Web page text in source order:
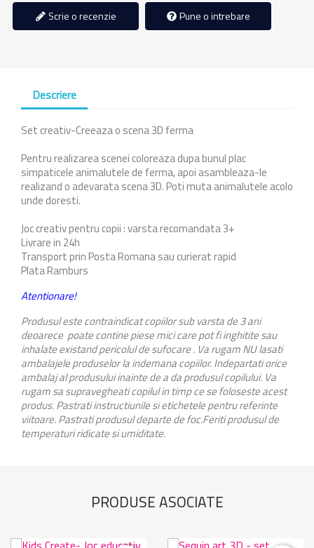
Scrie o recenzie Pune o intrebare
Descriere
Set creativ-Creeaza o scena 3D ferma
Pentru realizarea scenei coloreaza dupa bunul plac
simpaticele animalutele de ferma, apoi asambleaza-le
realizand o adevarata scena 3D. Poti muta animalutele acolo
unde doresti.
Joc creativ pentru copii : varsta recomandata 3+
Livrare in 24h
Transport prin Posta Romana sau curierat rapid
Plata Ramburs
Atentionare!
Produsul este contraindicat copiilor sub varsta de 3 ani
deoarece poate contine piese mici care pot fi inghitite sau
inhalate existand pericolul de sufocare . Va rugam NU lasati
ambalajele produselor la indemana copiilor. Indepartati orice
ambalaj al produsului inainte de a da produsul copilului. Va
rugam sa supravegheati copilul in timp ce se foloseste acest
produs. Pastrati instructiunile si etichetele pentru referinte
viitoare. Pastrati produsul departe de foc.Feriti produsul de
temperaturi ridicate si umiditate.
PRODUSE ASOCIATE